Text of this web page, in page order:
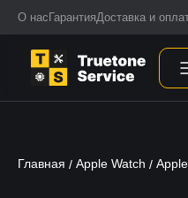
О нас ГарантияДоставка и
Главная / Apple Watch /